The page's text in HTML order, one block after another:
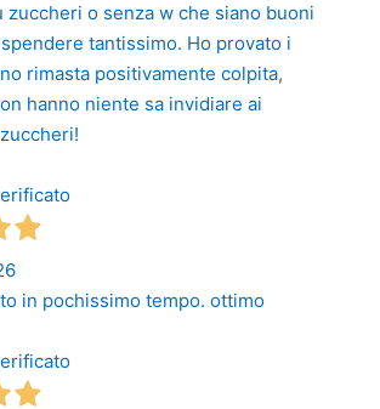
zuccheri o senza w che siano buoni
tantissimo. Ho provato i
rimasta positivamente colpita,
hanno niente sa invidiare ai
in pochissimo tempo. ottimo